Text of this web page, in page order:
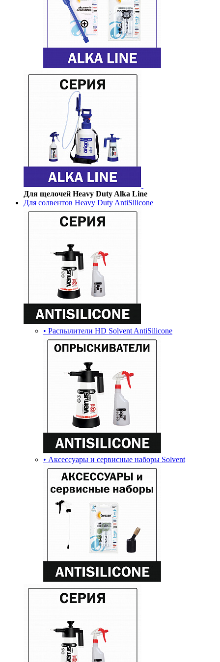
Для щелочей Heavy Duty Alka Line
Для солвентов Heavy Duty AntiSilicone
• Распылители HD Solvent AntiSilicone
• Аксессуары и сервисные наборы Solvent